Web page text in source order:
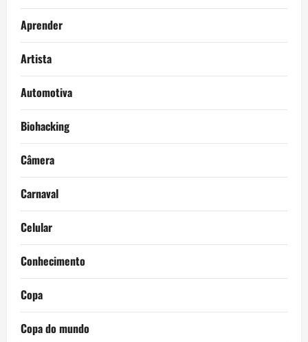
Aprender
Artista
Automotiva
Biohacking
Câmera
Carnaval
Celular
Conhecimento
Copa
Copa do mundo